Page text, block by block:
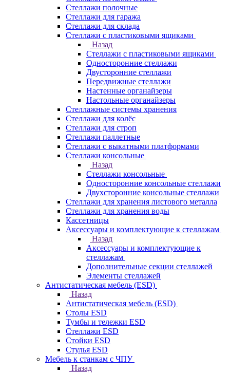
Стеллажи полочные
Стеллажи для гаража
Стеллажи для склада
Стеллажи с пластиковыми ящиками
Назад
Стеллажи с пластиковыми ящиками
Односторонние стеллажи
Двусторонние стеллажи
Передвижные стеллажи
Настенные органайзеры
Настольные органайзеры
Стеллажные системы хранения
Стеллажи для колёс
Стеллажи для строп
Стеллажи паллетные
Стеллажи с выкатными платформами
Стеллажи консольные
Назад
Стеллажи консольные
Односторонние консольные стеллажи
Двухсторонние консольные стеллажи
Стеллажи для хранения листового металла
Стеллажи для хранения воды
Кассетницы
Аксесcуары и комплектующие к стеллажам
Назад
Аксесcуары и комплектующие к
стеллажам
Дополнительные секции стеллажей
Элементы стеллажей
Антистатическая мебель (ESD)
Назад
Антистатическая мебель (ESD)
Столы ESD
Тумбы и тележки ESD
Стеллажи ESD
Стойки ESD
Стулья ESD
Мебель к станкам с ЧПУ
Назад